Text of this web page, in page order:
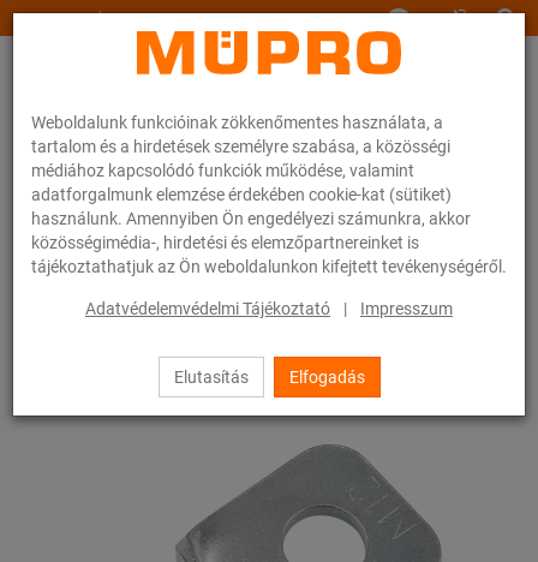
Weboldalunk funkcióinak zökkenőmentes használata, a
tartalom és a hirdetések személyre szabása, a közösségi
médiához kapcsolódó funkciók működése, valamint
adatforgalmunk elemzése érdekében cookie-kat (sütiket)
használunk. Amennyiben Ön engedélyezi számunkra, akkor
közösségimédia-, hirdetési és elemzőpartnereinket is
tájékoztathatjuk az Ön weboldalunkon kifejtett tevékenységéről.
Adatvédelemvédelmi Tájékoztató | Impresszum
Elutasítás Elfogadás
www.muepro.hu
Webáruhàz Rögzítéstechnika
Szerelési anyagok
Lapos szem gyűrűvel